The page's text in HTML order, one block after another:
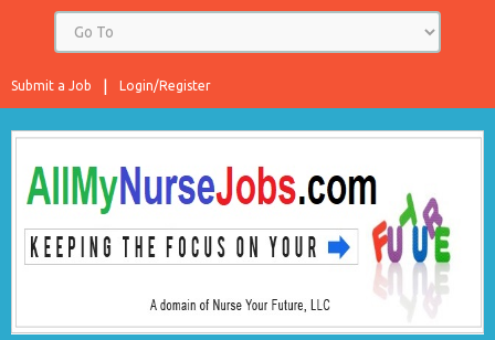
Login/Register
Submit a Job